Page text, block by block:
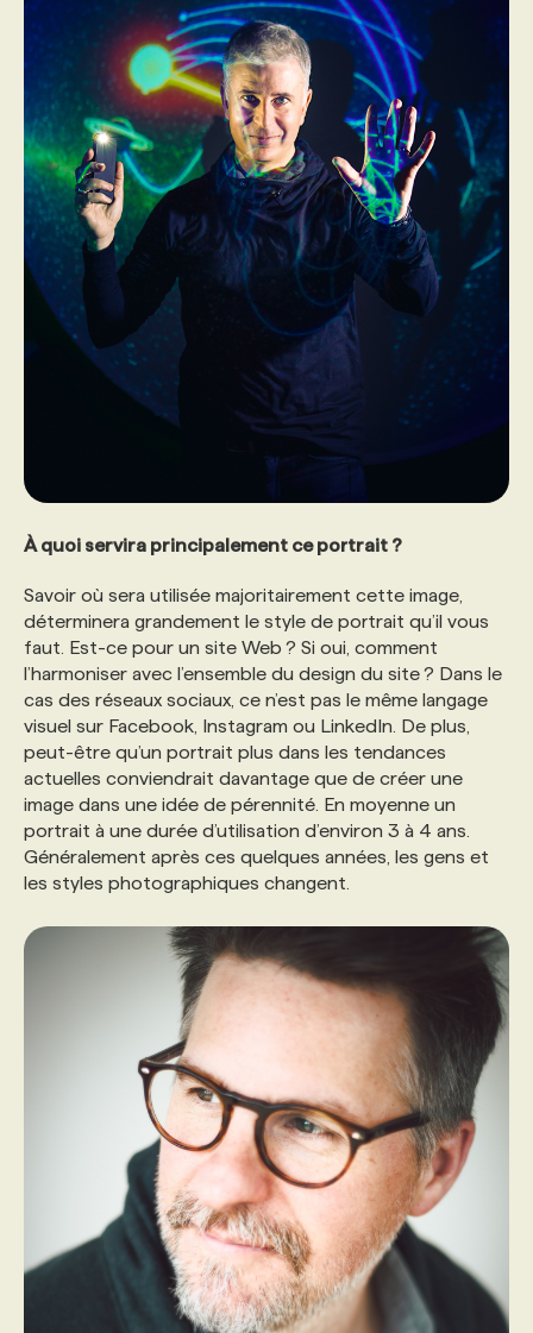
ANNONCEZ AVEC NOUS
À quoi servira principalement ce portrait ?
Savoir où sera utilisée majoritairement cette image,
déterminera grandement le style de portrait qu’il vous
faut. Est-ce pour un site Web ? Si oui, comment
l’harmoniser avec l’ensemble du design du site ? Dans le
cas des réseaux sociaux, ce n’est pas le même langage
visuel sur Facebook, Instagram ou LinkedIn. De plus,
peut-être qu’un portrait plus dans les tendances
actuelles conviendrait davantage que de créer une
image dans une idée de pérennité. En moyenne un
portrait à une durée d’utilisation d’environ 3 à 4 ans.
Généralement après ces quelques années, les gens et
les styles photographiques changent.